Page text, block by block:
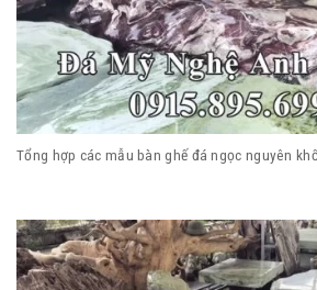
Tổng hợp các mẫu bàn ghế đá ngọc nguyên